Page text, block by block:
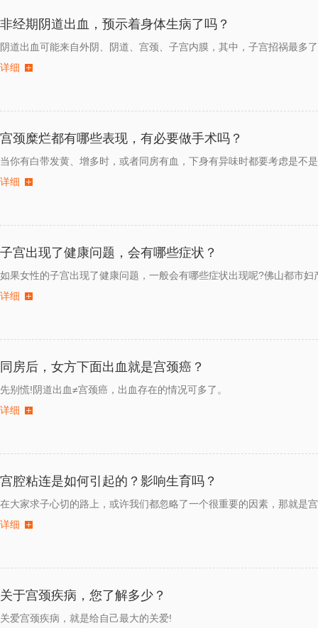
非经期阴道出血，预示着身体生病了吗？
阴道出血可能来自外阴、阴道、宫颈、子宫内膜，其中，子宫招祸最多
详细
宫颈糜烂都有哪些表现，有必要做手术吗？
当你有白带发黄、增多时，或者同房有血，下身有异味时都要考虑是不
详细
子宫出现了健康问题，会有哪些症状？
如果女性的子宫出现了健康问题，一般会有哪些症状出现呢?佛山都市
详细
同房后，女方下面出血就是宫颈癌？
先别慌!阴道出血≠宫颈癌，出血存在的情况可多了。
详细
宫腔粘连是如何引起的？影响生育吗？
在大家求子心切的路上，或许我们都忽略了一个很重要的因素，那就是
详细
关于宫颈疾病，您了解多少？
关爱宫颈疾病，就是给自己最大的关爱!